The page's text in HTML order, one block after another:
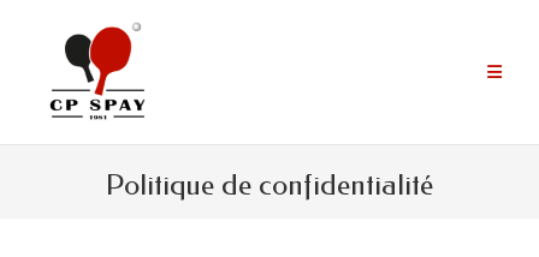
contenu
Politique de confidentialité